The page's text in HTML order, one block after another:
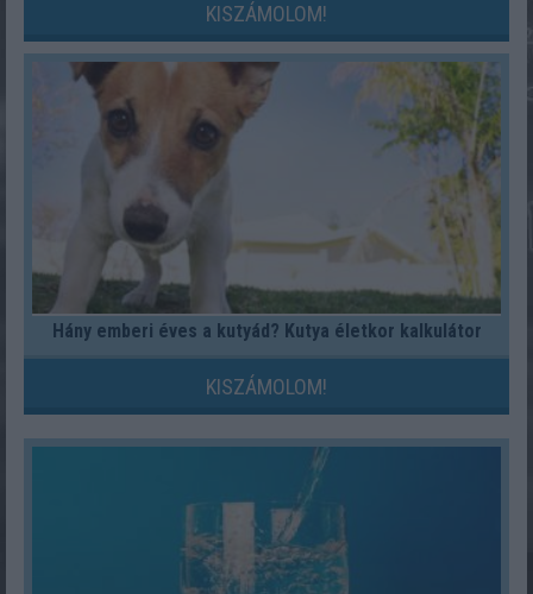
KISZÁMOLOM!
Hány emberi éves a kutyád? Kutya életkor kalkulátor
KISZÁMOLOM!